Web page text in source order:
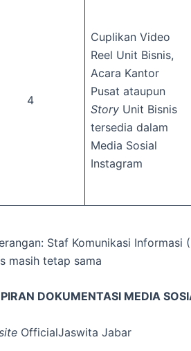
4
Cuplikan Video
Reel Unit Bisnis,
Acara Kantor
Pusat ataupun
Story Unit Bisnis
tersedia dalam
Media Sosial
Instagram
Staf Komunikasi
masih tetap sama
DOKUMENTASI MEDIA
OfficialJaswita Jabar